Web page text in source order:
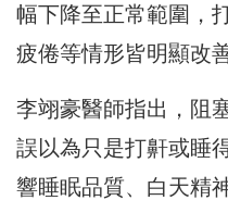
幅下降至正常範圍，
疲倦等情形皆明顯改善
李翊豪醫師指出，阻
誤以為只是打鼾或睡
響睡眠品質、白天精